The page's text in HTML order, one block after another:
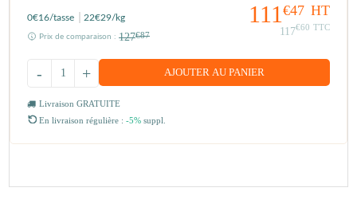
111 €47 HT
117€60 TTC
0€16/tasse 22€29/kg
Prix de comparaison : 127€87
+
- AJOUTER AU PANIER
Livraison GRATUITE
En livraison régulière : -5% suppl.